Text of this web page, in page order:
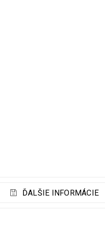
ĎALŠIE INFORMÁCIE